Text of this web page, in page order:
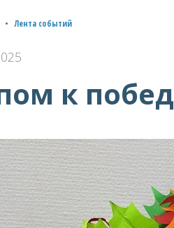
Лента событий
к